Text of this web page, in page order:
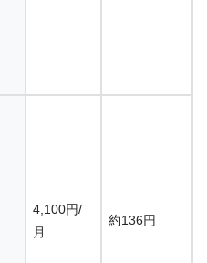
4,100円/
月
約136円